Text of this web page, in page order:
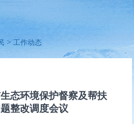
>工作动态
态环境保护督察及帮扶
整改调度会议